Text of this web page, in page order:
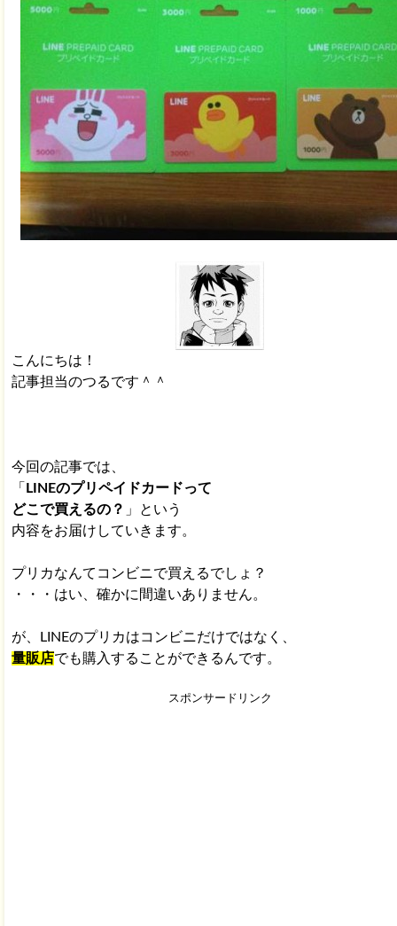
こんにちは！
記事担当のつるです＾＾
今回の記事では、
「 LINEのプリペイドカードって
どこで買えるの？ 」という
内容をお届けしていきます。
プリカなんてコンビニで買えるでしょ？
・・・はい、確かに間違いありません。
が、LINEのプリカはコンビニだけではなく、
量販店でも購入することができるんです。
スポンサードリンク